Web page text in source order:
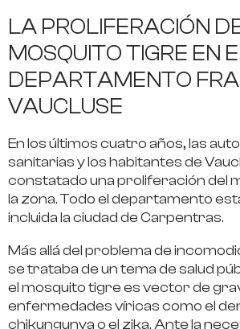
LA PROLIFERACIÓN
MOSQUITO TIGRE EN
DEPARTAMENTO
VAUCLUSE
En los últimos cuatro años, las
sanitarias y los habitantes de
constatado una proliferación del
la zona. Todo el departamento
incluida la ciudad de Carpentras.
Más allá del problema de
se trataba de un tema de salud
el mosquito tigre es vector de
enfermedades víricas como el
chikungunya o el zika. Ante la